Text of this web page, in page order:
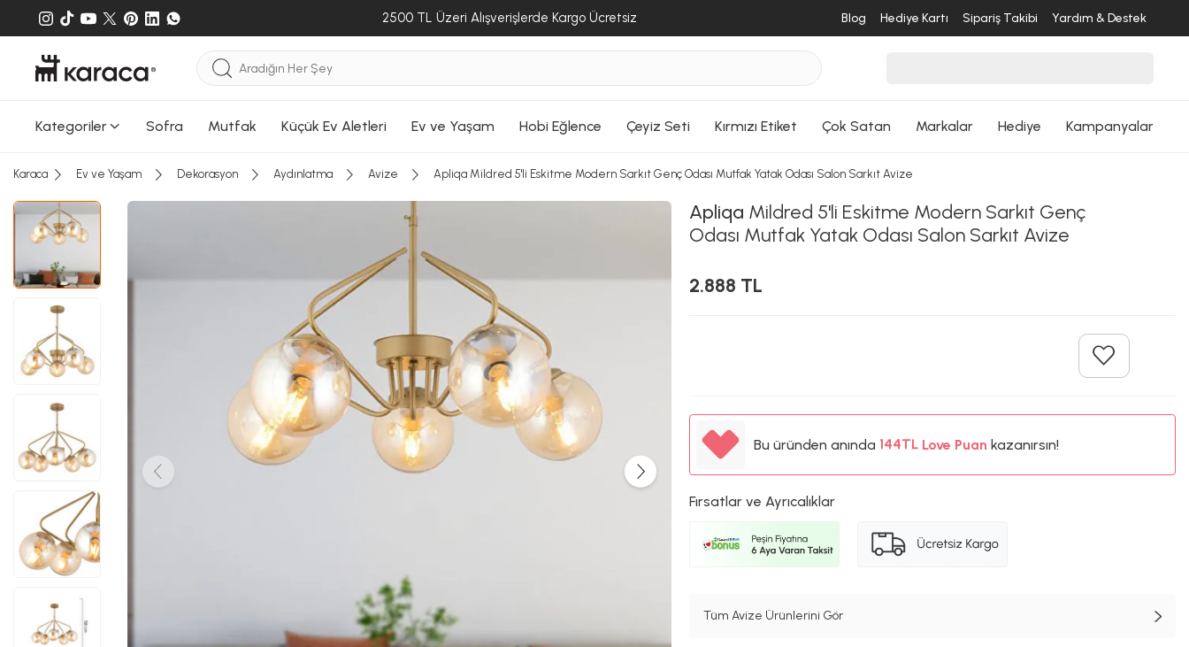
2500 TL Üzeri Alışverişlerde Kargo Ücretsiz Blog Hediye Kartı Sipariş Takibi Yardım & Destek
Kategoriler Sofra Mutfak Küçük Ev Aletleri Ev ve Yaşam Hobi Eğlence Çeyiz Seti Kırmızı Etiket Çok Satan Markalar Hediye Kampanyalar
Karaca Ev ve Yaşam Dekorasyon Aydınlatma Avize Apliqa Mildred 5'li Eskitme Modern Sarkıt Genç Odası Mutfak Yatak Odası Salon Sarkıt Avize
Apliqa Mildred 5'li Eskitme Modern Sarkıt Genç
Odası Mutfak Yatak Odası Salon Sarkıt Avize
2.888 TL
Bu üründen anında144TL Love Puan kazanırsın!
Fırsatlar ve Ayrıcalıklar
Tüm Avize Ürünlerini Gör